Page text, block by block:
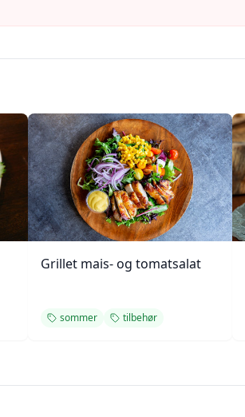
Grillet mais- og tomatsalat
sommer tilbehør